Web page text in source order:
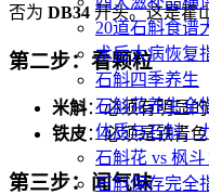
20道石斛食谱
术后大病恢复
石斛四季养生
石斛花养生全
体质与石斛：
石斛花 vs 枫
石斛保存完全
否为 DB34 开头。这是霍
第二步：看颗粒
米斛：必须有明显的
铁皮：必须是铁青
第三步：闻气味